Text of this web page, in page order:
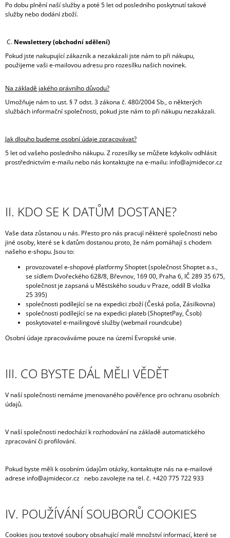
Po dobu plnění naší služby a poté 5 let od posledního poskytnutí takové
služby nebo dodání zboží.
C. Newslettery (obchodní sdělení)
Pokud jste nakupující zákazník a nezakázali jste nám to při nákupu,
použijeme vaši e-mailovou adresu pro rozesílku našich novinek.
Na základě jakého právního důvodu?
Umožňuje nám to ust. § 7 odst. 3 zákona č. 480/2004 Sb., o některých
službách informační společnosti, pokud jste nám to při nákupu nezakázali.
Jak dlouho budeme osobní údaje zpracovávat?
5 let od vašeho posledního nákupu. Z rozesílky se můžete kdykoliv odhlásit
prostřednictvím e-mailu nebo nás kontaktujte na e-mailu: info@ajmidecor.cz
II. KDO SE K DATŮM DOSTANE?
Vaše data zůstanou u nás. Přesto pro nás pracují některé společnosti nebo
jiné osoby, které se k datům dostanou proto, že nám pomáhají s chodem
našeho e-shopu. Jsou to:
provozovatel e-shopové platformy Shoptet (společnost Shoptet a.s.,
se sídlem Dvořeckého 628/8, Břevnov, 169 00, Praha 6, IČ 289 35 675,
společnost je zapsaná u Městského soudu v Praze, oddíl B vložka
25 395)
společnosti podílející se na expedici zboží (Česká poša, Zásilkovna)
společnosti podílející se na expedici plateb (ShoptetPay, Čsob)
poskytovatel e-mailingové služby (webmail roundcube)
Osobní údaje zpracováváme pouze na území Evropské unie.
III. CO BYSTE DÁL MĚLI VĚDĚT
V naší společnosti nemáme jmenovaného pověřence pro ochranu osobních
údajů.
V naší společnosti nedochází k rozhodování na základě automatického
zpracování či profilování.
Pokud byste měli k osobním údajům otázky, kontaktujte nás na e-mailové
adrese info@ajmidecor.cz nebo zavolejte na tel. č. +420 775 722 933
IV. POUŽÍVÁNÍ SOUBORŮ COOKIES
Cookies jsou textové soubory obsahující malé množství informací, které se